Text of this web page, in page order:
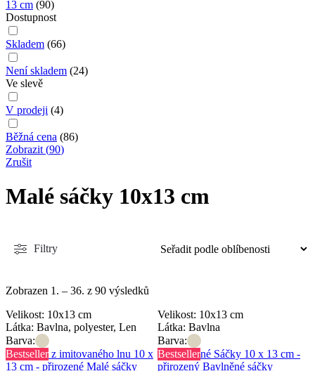
13 cm (90)
Dostupnost
Skladem (66)
Není skladem (24)
Ve slevě
V prodeji (4)
Běžná cena (86)
Zobrazit (90)
Zrušit
Malé sáčky 10x13 cm
Filtry
Zobrazen 1. – 36. z 90 výsledků
Velikost: 10x13 cm
Látka: Bavlna, polyester, Len
Barva:
Bestseller
Velikost: 10x13 cm
Látka: Bavlna
Barva:
Bestseller